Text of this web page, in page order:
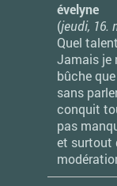
évelyne
(jeudi, 16.
Quel
Jamais je
bûche
sans
conquit
pas
et surtout